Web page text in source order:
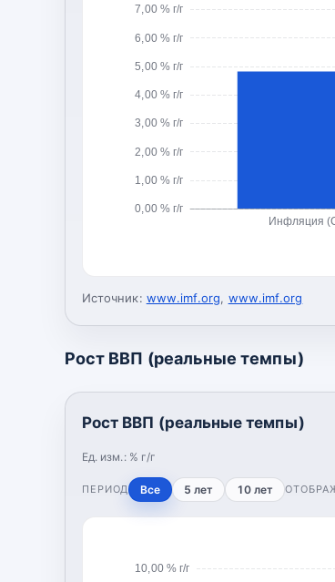
0,00 % г/г
1,00 % г/г
2,00 % г/г
3,00 % г/г
4,00 % г/г
5,00 % г/г
6,00 % г/г
7,00 % г/г
Инфляция
Источник: www.imf.org, www.imf.org
Рост ВВП (реальные темпы)
Рост ВВП (реальные темпы)
Ед. изм.: % г/г
ПЕРИОД Все 5 лет 10 лет
10,00 % г/г